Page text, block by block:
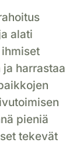
alati
harrastaa
pieniä
tekevät